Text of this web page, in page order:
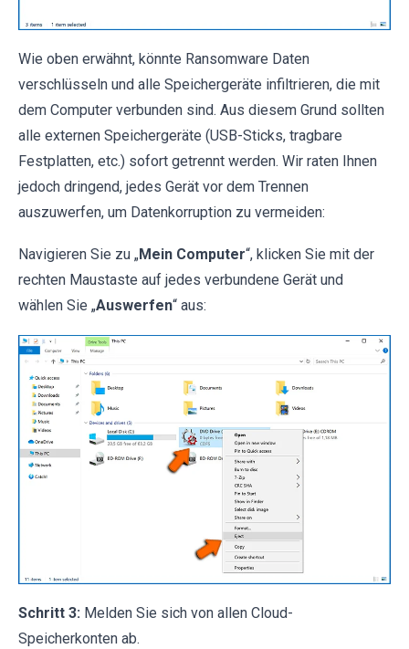
Wie oben erwähnt, könnte Ransomware Daten
verschlüsseln und alle Speichergeräte infiltrieren, die mit
dem Computer verbunden sind. Aus diesem Grund sollten
alle externen Speichergeräte (USB-Sticks, tragbare
Festplatten, etc.) sofort getrennt werden. Wir raten Ihnen
jedoch dringend, jedes Gerät vor dem Trennen
auszuwerfen, um Datenkorruption zu vermeiden:
Navigieren Sie zu „Mein Computer“, klicken Sie mit der
rechten Maustaste auf jedes verbundene Gerät und
wählen Sie „Auswerfen“ aus:
Schritt 3: Melden Sie sich von allen Cloud-
Speicherkonten ab.